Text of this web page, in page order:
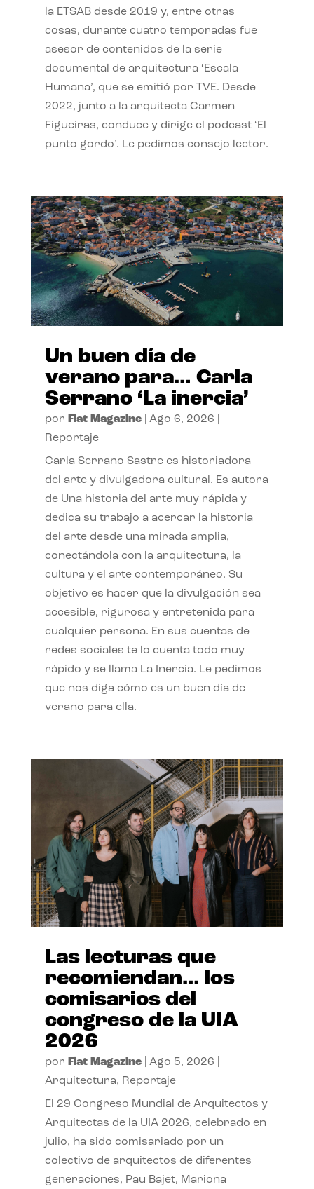
la ETSAB desde 2019 y, entre otras
cosas, durante cuatro temporadas fue
asesor de contenidos de la serie
documental de arquitectura ‘Escala
Humana’, que se emitió por TVE. Desde
2022, junto a la arquitecta Carmen
Figueiras, conduce y dirige el podcast ‘El
punto gordo’. Le pedimos consejo lector.
Un buen día de
verano para… Carla
Serrano ‘La inercia’
por Flat Magazine| Ago 6, 2026
Reportaje
Carla Serrano Sastre es historiadora
del arte y divulgadora cultural. Es autora
de Una historia del arte muy rápida y
dedica su trabajo a acercar la historia
del arte desde una mirada amplia,
conectándola con la arquitectura, la
cultura y el arte contemporáneo. Su
objetivo es hacer que la divulgación sea
accesible, rigurosa y entretenida para
cualquier persona. En sus cuentas de
redes sociales te lo cuenta todo muy
rápido y se llama La Inercia. Le pedimos
que nos diga cómo es un buen día de
verano para ella.
Las lecturas que
recomiendan… los
comisarios del
congreso de la UIA
2026
por Flat Magazine| Ago 5, 2026
Arquitectura, Reportaje
El 29 Congreso Mundial de Arquitectos y
Arquitectas de la UIA 2026, celebrado en
julio, ha sido comisariado por un
colectivo de arquitectos de diferentes
generaciones, Pau Bajet, Mariona